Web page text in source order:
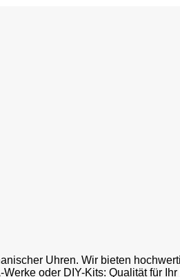
Uhren. Wir bieten
Werke oder DIY-Kits: Qualität für